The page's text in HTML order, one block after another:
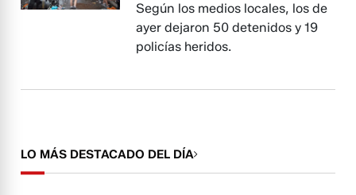
Según los medios locales, los de
ayer dejaron 50 detenidos y 19
policías heridos.
LO MÁS DESTACADO DEL DÍA